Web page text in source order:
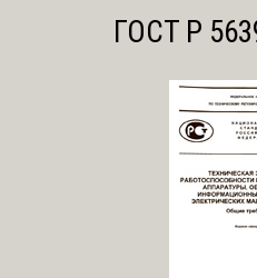
ГОСТ Р